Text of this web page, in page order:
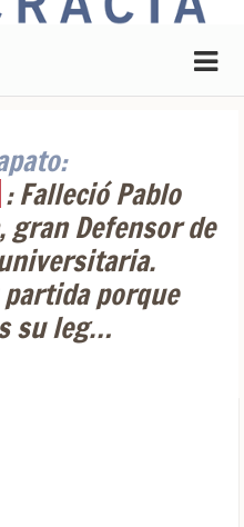
: Falleció Pablo
gran Defensor de
porque
su leg…